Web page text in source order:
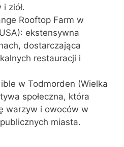
ziół.
Rooftop Farm w
ekstensywna
dostarczająca
restauracji i
w Todmorden (Wielka
społeczna, która
warzyw i owoców w
miasta.